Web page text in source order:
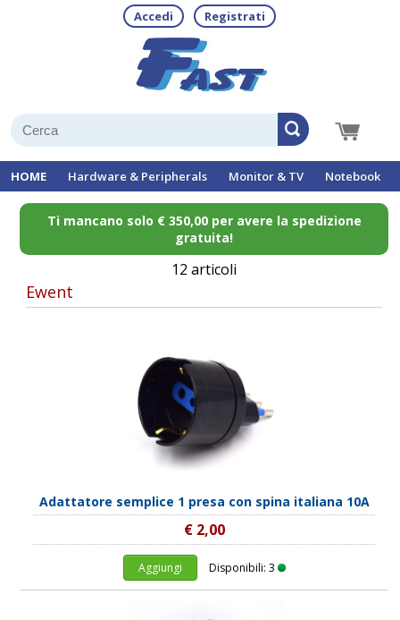
Accedi Registrati
HOME Hardware & Peripherals Monitor & TV Notebook
Ti mancano solo € 350,00 per avere la spedizione
gratuita!
12 articoli
Ewent
Adattatore semplice 1 presa con spina italiana 10A
€ 2,00
Aggiungi Disponibili: 3